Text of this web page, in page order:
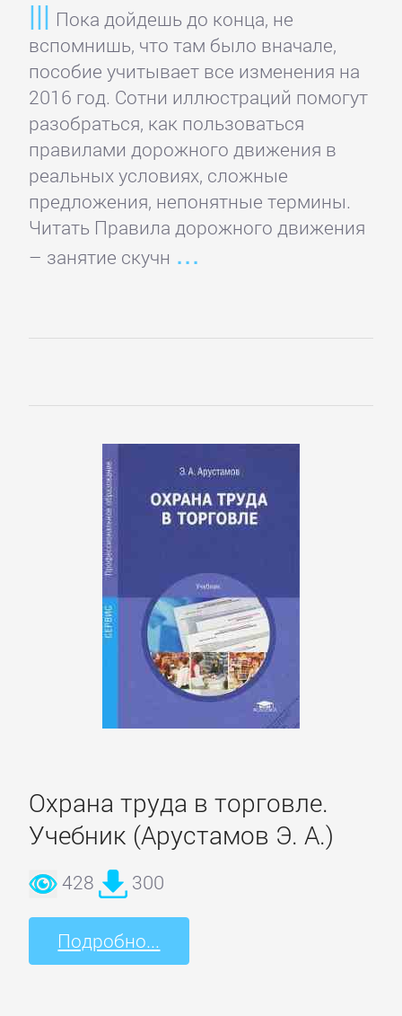
Пока дойдешь до конца, не
вспомнишь, что там было вначале,
пособие учитывает все изменения на
2016 год. Сотни иллюстраций помогут
разобраться, как пользоваться
правилами дорожного движения в
реальных условиях, сложные
предложения, непонятные термины.
Читать Правила дорожного движения
– занятие скучн
Охрана труда в торговле.
Учебник (Арустамов Э. А.)
428 300
Подробно...
и
животные
Развлечения
Сад
и
Огород
Сделай
Ремесла
Эротика,
ЗАРУБЕЖНОЕ
Зарубежная
Зарубежная
образовательная
литература